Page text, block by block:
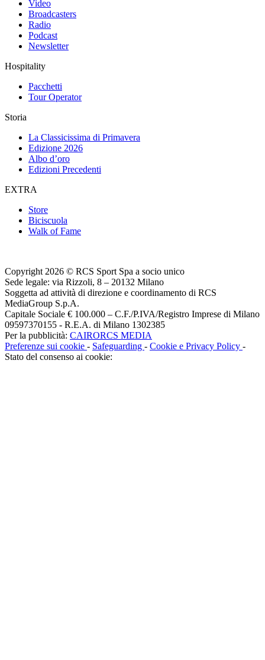
Video
Broadcasters
Radio
Podcast
Newsletter
Hospitality
Pacchetti
Tour Operator
Storia
La Classicissima di Primavera
Edizione 2026
Albo d’oro
Edizioni Precedenti
EXTRA
Store
Biciscuola
Walk of Fame
Copyright 2026 © RCS Sport Spa a socio unico
Sede legale: via Rizzoli, 8 – 20132 Milano
Soggetta ad attività di direzione e coordinamento di RCS
MediaGroup S.p.A.
Capitale Sociale € 100.000 – C.F./P.IVA/Registro Imprese di Milano
09597370155 - R.E.A. di Milano 1302385
Per la pubblicità: CAIRORCS MEDIA
Preferenze sui cookie - Safeguarding - Cookie e Privacy Policy -
Stato del consenso ai cookie: